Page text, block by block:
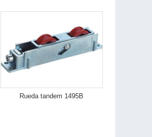
Rueda tandem 1495B